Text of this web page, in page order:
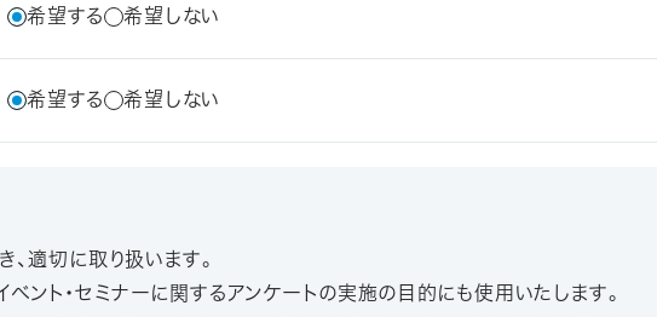
希望する 希望しない
希望する 希望しない
、適切に取り扱います。
ント・セミナーに関するアンケートの実施の目的にも使用いたします。